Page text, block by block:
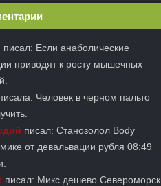
писал: Если анаболические
приводят к росту мышечных
Человек в черном пальто
писал: Станозолол Body
от девальвации рубля 08:49
писал: Микс дешево Североморск